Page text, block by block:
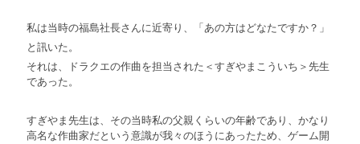
私は当時の福島社長さんに近寄り、「あの方はどなたですか？」
と訊いた。
それは、ドラクエの作曲を担当された＜すぎやまこういち＞先生
であった。
すぎやま先生は、その当時私の父親くらいの年齢であり、かなり
高名な作曲家だという意識が我々のほうにあったため、ゲーム開